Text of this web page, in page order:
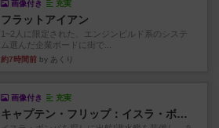
画像付き 充実
フラットアイアン
1~2人に限定された、エンジンビルド系のシステ
ム選んだ企業ボードに街で...
約7時間前 by あくり
画像付き 充実
キャプテン・フリップ：イスラ・ボンバ